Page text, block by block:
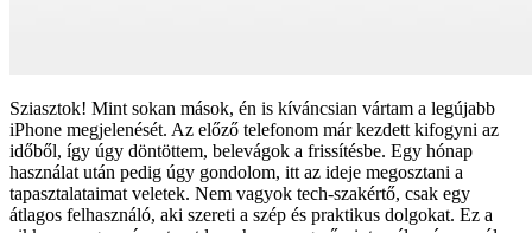
Sziasztok! Mint sokan mások, én is kíváncsian vártam a legújabb
iPhone megjelenését. Az előző telefonom már kezdett kifogyni az
időből, így úgy döntöttem, belevágok a frissítésbe. Egy hónap
használat után pedig úgy gondolom, itt az ideje megosztani a
tapasztalataimat veletek. Nem vagyok tech-szakértő, csak egy
átlagos felhasználó, aki szereti a szép és praktikus dolgokat. Ez a